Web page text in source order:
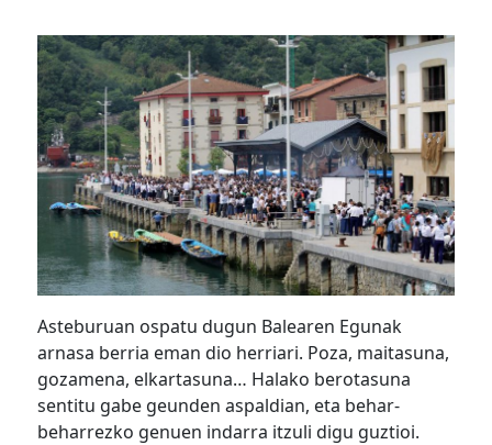
Asteburuan ospatu dugun Balearen Egunak
arnasa berria eman dio herriari. Poza, maitasuna,
gozamena, elkartasuna… Halako berotasuna
sentitu gabe geunden aspaldian, eta behar-
beharrezko genuen indarra itzuli digu guztioi.